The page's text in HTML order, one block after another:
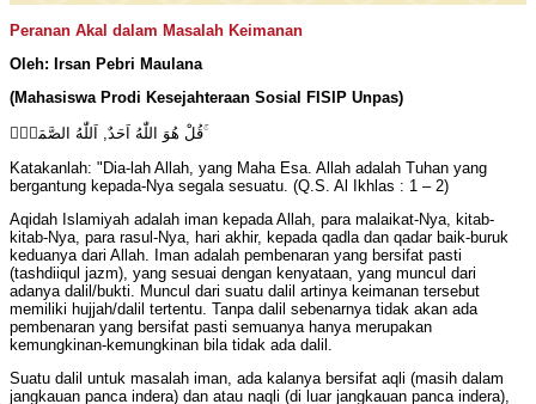
Peranan Akal dalam Masalah Keimanan
Oleh: Irsan Pebri Maulana
(Mahasiswa Prodi Kesejahteraan Sosial FISIP Unpas)
قُلْ هُوَ اللّٰهُ اَحَدٌ, اَللّٰهُ الصَّمَدُۚ ۚ
Katakanlah: "Dia-lah Allah, yang Maha Esa. Allah adalah Tuhan yang
bergantung kepada-Nya segala sesuatu. (Q.S. Al Ikhlas : 1 – 2)
Aqidah Islamiyah adalah iman kepada Allah, para malaikat-Nya, kitab-
kitab-Nya, para rasul-Nya, hari akhir, kepada qadla dan qadar baik-buruk
keduanya dari Allah. Iman adalah pembenaran yang bersifat pasti
(tashdiiqul jazm), yang sesuai dengan kenyataan, yang muncul dari
adanya dalil/bukti. Muncul dari suatu dalil artinya keimanan tersebut
memiliki hujjah/dalil tertentu. Tanpa dalil sebenarnya tidak akan ada
pembenaran yang bersifat pasti semuanya hanya merupakan
kemungkinan-kemungkinan bila tidak ada dalil.
Suatu dalil untuk masalah iman, ada kalanya bersifat aqli (masih dalam
jangkauan panca indera) dan atau naqli (di luar jangkauan panca indera),